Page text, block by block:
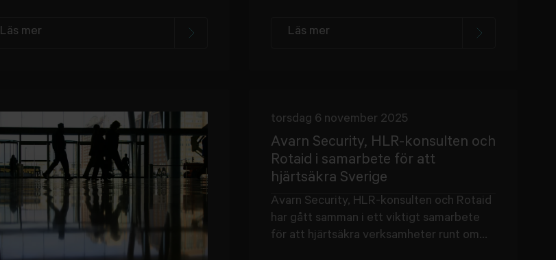
Läs mer Läs mer
torsdag 6 november 2025
Avarn Security, HLR-konsulten och
Rotaid i samarbete för att
hjärtsäkra Sverige
Avarn Security, HLR-konsulten och Rotaid
har gått samman i ett viktigt samarbete
för att hjärtsäkra verksamheter runt om...